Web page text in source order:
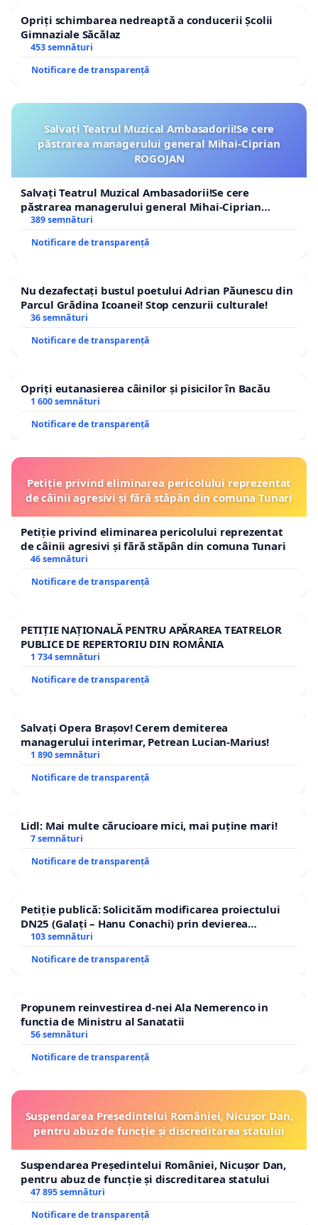
Opriți schimbarea nedreaptă a conducerii Școlii
Gimnaziale Săcălaz
453 semnături
Notificare de transparență
Salvați Teatrul Muzical Ambasadorii!Se cere
păstrarea managerului general Mihai-Ciprian
ROGOJAN
Salvați Teatrul Muzical Ambasadorii!Se cere
păstrarea managerului general Mihai-Ciprian
ROGOJAN
389 semnături
Notificare de transparență
Nu dezafectați bustul poetului Adrian Păunescu din
Parcul Grădina Icoanei! Stop cenzurii culturale!
36 semnături
Notificare de transparență
Opriți eutanasierea câinilor și pisicilor în Bacău
1 600 semnături
Notificare de transparență
Petiție privind eliminarea pericolului reprezentat
de câinii agresivi și fără stăpân din comuna Tunari
Petiție privind eliminarea pericolului reprezentat
de câinii agresivi și fără stăpân din comuna Tunari
46 semnături
Notificare de transparență
PETIȚIE NAȚIONALĂ PENTRU APĂRAREA TEATRELOR
PUBLICE DE REPERTORIU DIN ROMÂNIA
1 734 semnături
Notificare de transparență
Salvați Opera Brașov! Cerem demiterea
managerului interimar, Petrean Lucian-Marius!
1 890 semnături
Notificare de transparență
Lidl: Mai multe cărucioare mici, mai puține mari!
7 semnături
Notificare de transparență
Petiție publică: Solicităm modificarea proiectului
DN25 (Galați – Hanu Conachi) prin devierea
traseului în afara localităților!
103 semnături
Notificare de transparență
Propunem reinvestirea d-nei Ala Nemerenco in
functia de Ministru al Sanatatii
56 semnături
Notificare de transparență
Suspendarea Președintelui României, Nicușor Dan,
pentru abuz de funcție și discreditarea statului
Suspendarea Președintelui României, Nicușor Dan,
pentru abuz de funcție și discreditarea statului
47 895 semnături
Notificare de transparență